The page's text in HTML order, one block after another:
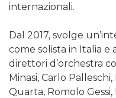
internazionali.
Dal 2017, svolge
come solista in Italia e
direttori d’orchestra
Minasi, Carlo
Quarta, Romolo